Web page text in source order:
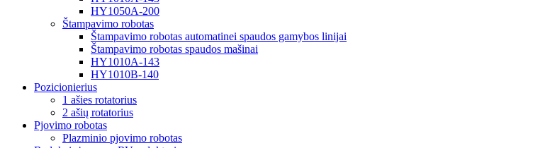
HY1050A-200
Štampavimo robotas
Štampavimo robotas automatinei spaudos gamybos linijai
Štampavimo robotas spaudos mašinai
HY1010A-143
HY1010B-140
Pozicionierius
1 ašies rotatorius
2 ašių rotatorius
Pjovimo robotas
Plazminio pjovimo robotas